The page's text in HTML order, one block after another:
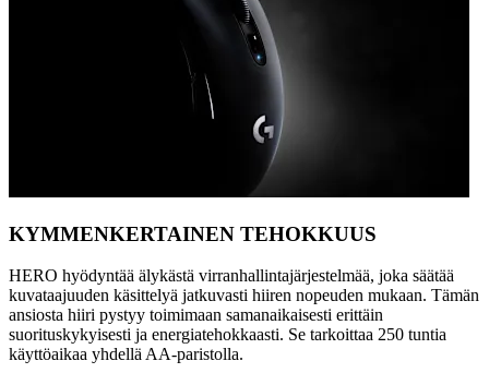
KYMMENKERTAINEN TEHOKKUUS
HERO hyödyntää älykästä virranhallintajärjestelmää, joka säätää
kuvataajuuden käsittelyä jatkuvasti hiiren nopeuden mukaan. Tämän
ansiosta hiiri pystyy toimimaan samanaikaisesti erittäin
suorituskykyisesti ja energiatehokkaasti. Se tarkoittaa 250 tuntia
käyttöaikaa yhdellä AA-paristolla.